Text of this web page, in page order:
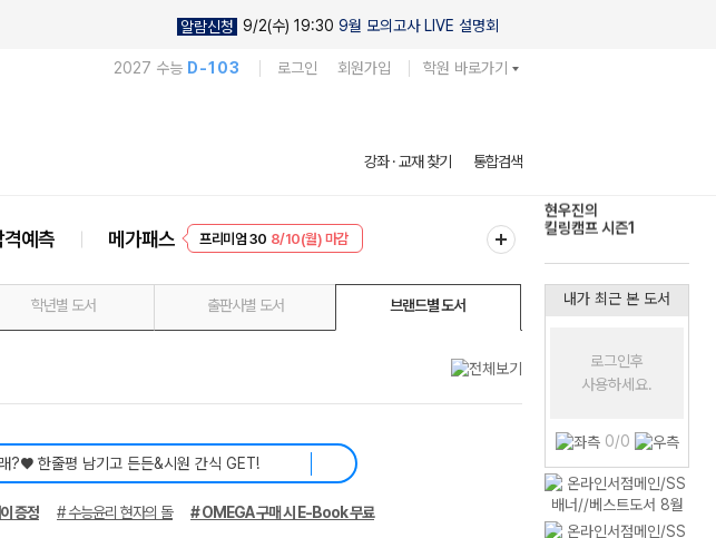
알람신청 9/2(수) 19:30 9월 모의고사 LIVE 설명회
2027 수능 D-103 로그인 회원가입 학원 바로가기
강좌 · 교재 찾기 통합검색
예측 메가패스 프리미엄 30 8/10(월) 마감
EVENT 8/10(월) 마감
다채로운 난도
학년별 도서 출판사별 도서 브랜드별 도서
증정 # 수능윤리 현자의 돌
# OMEGA 구매 시 E-Book 무료
내가 최근 본 도서
로그인후
사용하세요.
0/0